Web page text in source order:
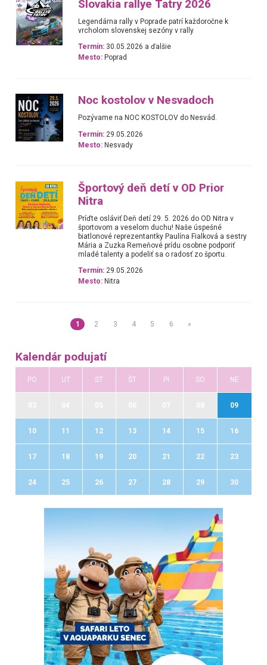
Slovakia rallye Tatry 2026
Legendárna rally v Poprade patrí každoročne k
vrcholom slovenskej sezóny v rally
Termín: 30.05.2026 a ďalšie
Mesto: Poprad
Noc kostolov v Nesvadoch
Pozývame na NOC KOSTOLOV do Nesvád.
Termín: 29.05.2026
Mesto: Nesvady
Športový deň detí v OD Prior
Nitra
Príďte osláviť Deň detí 29. 5. 2026 do OD Nitra v
športovom a veselom duchu! Naše úspešné
biatlonové reprezentantky Paulína Fialková a sestry
Mária a Zuzka Remeňové prídu osobne podporiť
mladé talenty a podeliť sa o radosť zo športu.
Termín: 29.05.2026
Mesto: Nitra
1 2 3 4 5 6 »
Kalendár podujatí
PO UT ST ŠT PI SO NE
09
10 11 12 13 14 15 16
17 18 19 20 21 22 23
24 25 26 27 28 29 30